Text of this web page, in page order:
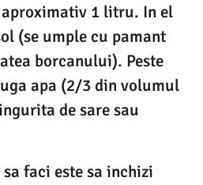
1 litru. In el
(se umple cu pamant
borcanului). Peste
apa (2/3 din volumul
de sare sau
faci este sa inchizi